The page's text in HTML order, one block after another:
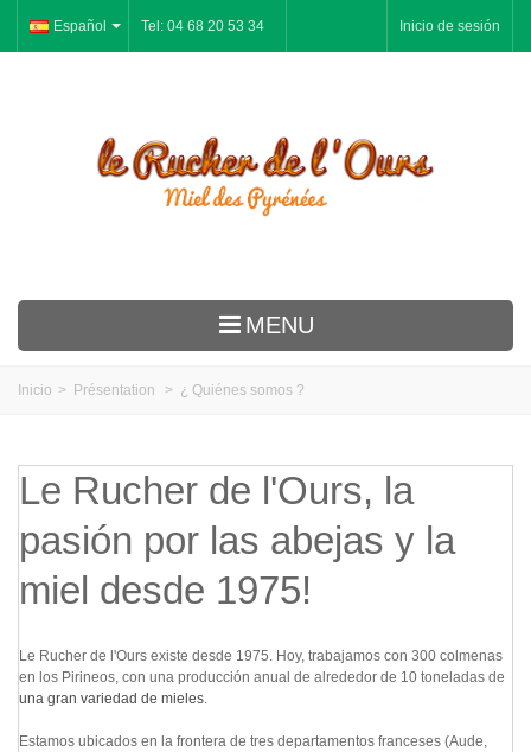
Español Tel: 04 68 20 53 34 Inicio de sesión
MENU
Pan-de Especias
Dulces y cajas de regalo
Miel y Apicultura
Recetas
Inicio > Présentation > ¿ Quiénes somos ?
Le Rucher de l'Ours, la
pasión por las abejas y la
miel desde 1975!
Le Rucher de l'Ours existe desde 1975. Hoy, trabajamos con 300 colmenas
en los Pirineos, con una producción anual de alrededor de 10 toneladas de
una gran variedad de mieles.
Estamos ubicados en la frontera de tres departamentos franceses (Aude,